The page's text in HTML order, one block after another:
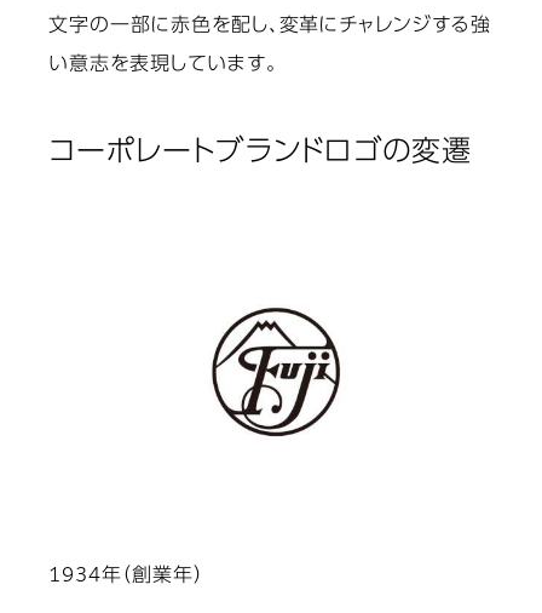
文字の一部に赤色を配し、変革にチャレンジする強
い意志を表現しています。
コーポレートブランドロゴの変遷
1934年（創業年）